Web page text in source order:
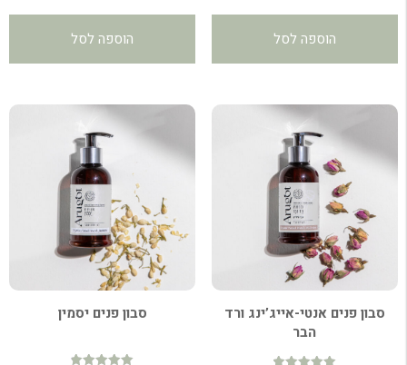
הוספה לסל הוספה לסל
סבון פנים אנטי-אייג’ינג ורד
הבר
סבון פנים יסמין